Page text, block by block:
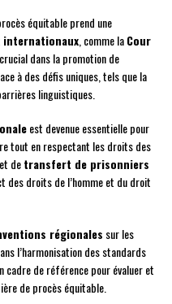
équitable prend une
, comme laCour
crucial dans la promotion de
à des défis uniques, tels que la
linguistiques.
est devenue essentielle pour
tout en respectant les droits des
et detransfert de prisonniers
des droits de l’homme et du droit
régionales sur les
l’harmonisation des standards
cadre de référence pour évaluer et
de procès équitable.